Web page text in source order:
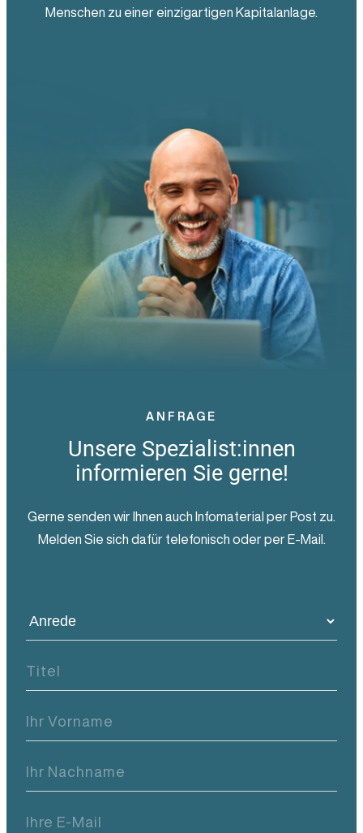
Menschen zu einer einzigartigen Kapitalanlage.
ANFRAGE
Unsere Spezialist:innen
informieren Sie gerne!
Gerne senden wir Ihnen auch Infomaterial per Post zu.
Melden Sie sich dafür telefonisch oder per E-Mail.
(Pflichtfeld)
(Pflichtfeld)
(Pflichtfeld)
Ihre E-Mail
(Pflichtfeld)